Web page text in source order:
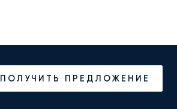
ПОЛУЧИТЬ ПРЕДЛОЖЕНИЕ